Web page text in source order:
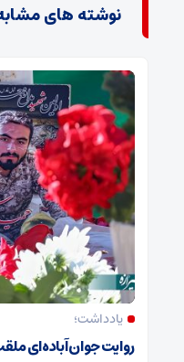
نوشته های
یادداشت؛
روایت جوان آباده‌ای